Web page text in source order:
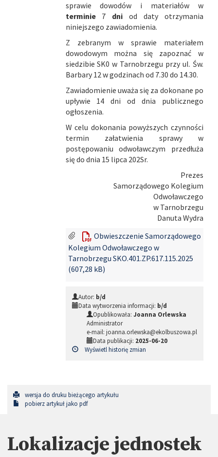
sprawie dowodów i materiałów w
terminie 7 dniod daty otrzymania
niniejszego zawiadomienia.
Z zebranym w sprawie materiałem
dowodowym można się zapoznać w
siedzibie SK0 w Tarnobrzegu przy ul. Św.
Barbary 12 w godzinach od 7.30 do 14.30.
Zawiadomienie uważa się za dokonane po
upływie 14 dni od dnia publicznego
ogłoszenia.
W celu dokonania powyższych czynności
termin załatwienia sprawy w
postępowaniu odwoławczym przedłuża
się do dnia 15 lipca 202Sr.
Prezes
Samorządowego Kolegium
Odwoławczego
w Tarnobrzegu
Danuta Wydra
Obwieszczenie Samorządowego
Kolegium Odwoławczego w
Tarnobrzegu SKO.401.ZP.617.115.2025
(607,28 kB)
Autor: b/d
Data wytworzenia informacji: b/d
Opublikowała: Joanna Orlewska
Administrator
e-mail: joanna.orlewska@ekolbuszowa.pl
Data publikacji: 2025-06-20
Wyświetl historię zmian
wersja do druku bieżącego artykułu
pobierz artykuł jako pdf
Lokalizacje jednostek